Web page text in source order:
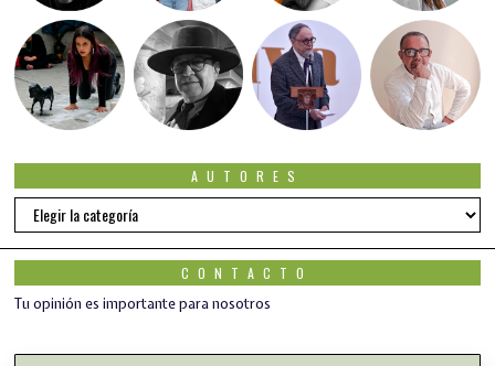
AUTORES
Autores
CONTACTO
Tu opinión es importante para nosotros